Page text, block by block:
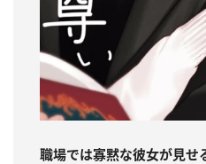
職場では寡黙な彼女が見せ